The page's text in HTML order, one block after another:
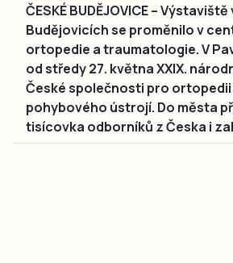
ČESKÉ BUDĚJOVICE –
Budějovicích se proměnilo v
ortopedie a traumatologie. V
od středy 27. května XXIX.
České společnosti pro
pohybového ústrojí. Do města
tisícovka odborníků z Česka i